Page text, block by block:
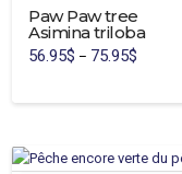
Paw Paw tree
Asimina triloba
56.95$ – 75.95$
75.95$